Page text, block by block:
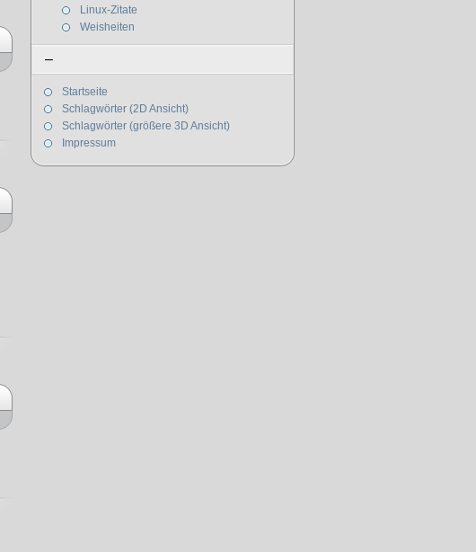
Linux-Zitate
Weisheiten
–
Startseite
Schlagwörter (2D Ansicht)
Schlagwörter (größere 3D Ansicht)
Impressum